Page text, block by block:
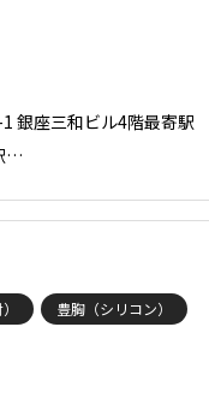
銀座三和ビル4階最寄駅
…
豊胸（シリコン）